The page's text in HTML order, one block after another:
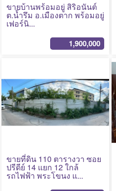
ขายบ้านพร้อมอยู่ สิริอนันต์
ต.น้ำรึม อ.เมืองตาก พร้อมอยู่
เฟอร์นิ...
1,900,000
No Photo
ขายที่ดิน 110 ตารางวา ซอย
ปรีดีย์ 14 แยก 12 ใกล้
รถไฟฟ้า พระโขนง แ...